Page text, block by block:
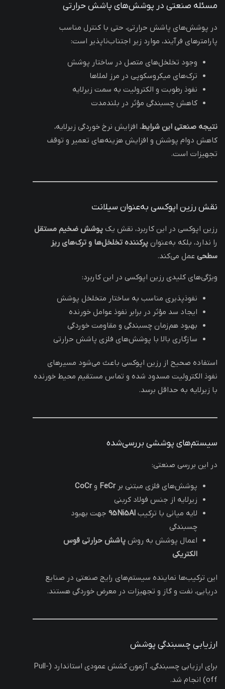
مسئله صنعتی در پوشش‌های پاشش حرارتی
در پوشش‌های پاشش حرارتی، حتی با کنترل مناسب
پارامترهای فرآیند، موارد زیر اجتناب‌ناپذیر است:
وجود تخلخل‌های متصل در ساختار پوشش
ترک‌های میکروسکوپی در مرز لملاها
نفوذ رطوبت و الکترولیت به سمت زیرلایه
کاهش چسبندگی مؤثر در بلندمدت
نتیجه صنعتی این شرایط، افزایش نرخ خوردگی زیرلایه،
کاهش دوام پوشش و افزایش هزینه‌های تعمیر و توقف
تجهیزات است.
نقش رزین اپوکسی به‌عنوان سیلانت
رزین اپوکسی در این کاربرد، نقش یک پوشش ضخیم مستقل
را ندارد، بلکه به‌عنوان پرکننده تخلخل‌ها و ترک‌های ریز
سطحی عمل می‌کند.
ویژگی‌های کلیدی رزین اپوکسی در این کاربرد:
نفوذپذیری مناسب به ساختار متخلخل پوشش
ایجاد سد مؤثر در برابر نفوذ عوامل خورنده
بهبود هم‌زمان چسبندگی و مقاومت خوردگی
سازگاری بالا با پوشش‌های فلزی پاشش حرارتی
استفاده صحیح از رزین اپوکسی باعث می‌شود مسیرهای
نفوذ الکترولیت مسدود شده و تماس مستقیم محیط خورنده
با زیرلایه به حداقل برسد.
سیستم‌های پوششی بررسی‌شده
در این بررسی صنعتی:
پوشش‌های فلزی مبتنی برFeCr وCoCr
زیرلایه از جنس فولاد کربنی
لایه میانی با ترکیب 95Ni5Al جهت بهبود
چسبندگی
اعمال پوشش به روش پاشش حرارتی قوس
الکتریکی
این ترکیب‌ها نماینده سیستم‌های رایج صنعتی در صنایع
دریایی، نفت و گاز و تجهیزات در معرض خوردگی هستند.
ارزیابی چسبندگی پوشش
برای ارزیابی چسبندگی، آزمون کشش عمودی استاندارد (Pull-
off) انجام شد.